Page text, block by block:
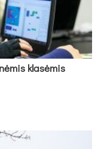
kla­sė­mis